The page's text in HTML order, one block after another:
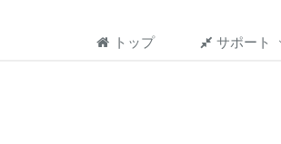
トップ サポート